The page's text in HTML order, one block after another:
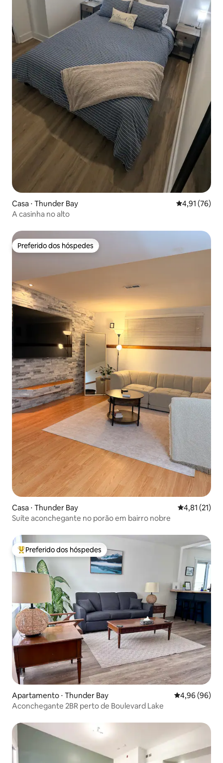
Casa ⋅ Thunder Bay 4,91 de uma
4,91 (76)
A casinha no alto
Preferido dos hóspedes
Preferido dos hóspedes
Casa ⋅ Thunder Bay 4,81 de uma
4,81 (21)
Suíte aconchegante no porão em bairro nobre
Entre os melhores preferidos dos hóspedes
Preferido dos hóspedes
Apartamento ⋅ Thunder Bay 4,96 de uma
4,96 (96)
Aconchegante 2BR perto de Boulevard Lake